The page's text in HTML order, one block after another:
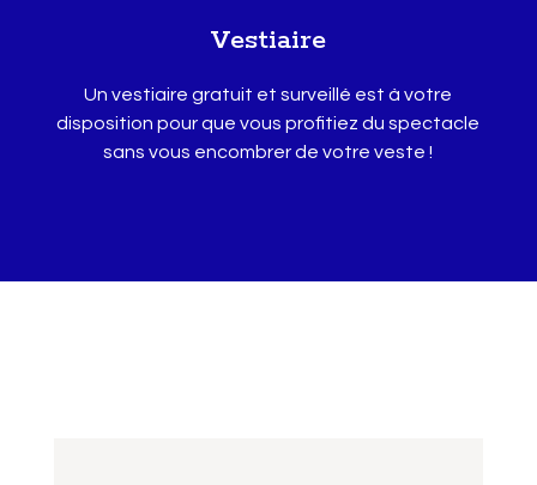
Vestiaire
Un vestiaire gratuit et surveillé est à votre
disposition pour que vous profitiez du spectacle
sans vous encombrer de votre veste !